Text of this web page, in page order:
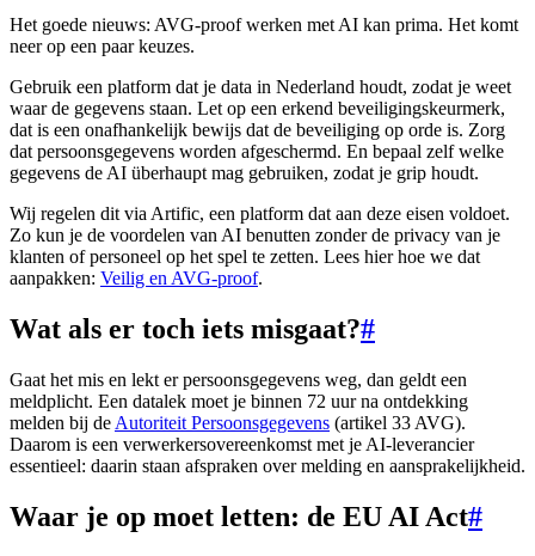
Het goede nieuws: AVG-proof werken met AI kan prima. Het komt
neer op een paar keuzes.
Gebruik een platform dat je data in Nederland houdt, zodat je weet
waar de gegevens staan. Let op een erkend beveiligingskeurmerk,
dat is een onafhankelijk bewijs dat de beveiliging op orde is. Zorg
dat persoonsgegevens worden afgeschermd. En bepaal zelf welke
gegevens de AI überhaupt mag gebruiken, zodat je grip houdt.
Wij regelen dit via Artific, een platform dat aan deze eisen voldoet.
Zo kun je de voordelen van AI benutten zonder de privacy van je
klanten of personeel op het spel te zetten. Lees hier hoe we dat
aanpakken: Veilig en AVG-proof.
Wat als er toch iets misgaat?#
Gaat het mis en lekt er persoonsgegevens weg, dan geldt een
meldplicht. Een datalek moet je binnen 72 uur na ontdekking
melden bij de Autoriteit Persoonsgegevens (artikel 33 AVG).
Daarom is een verwerkersovereenkomst met je AI-leverancier
essentieel: daarin staan afspraken over melding en aansprakelijkheid.
Waar je op moet letten: de EU AI Act#